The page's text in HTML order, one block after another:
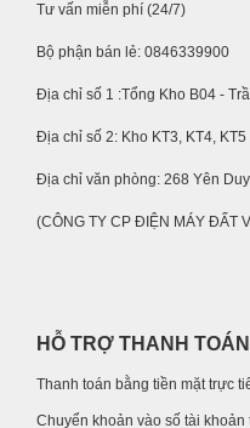
Tư vấn miễn phí (24/7)
Bộ phận bán lẻ: 0846339900
Địa chỉ số 1 :Tổng Kho B04 -
Địa chỉ số 2: Kho KT3, KT4,
Địa chỉ văn phòng: 268 Yên
(CÔNG TY CP ĐIỆN MÁY ĐẤT
HỖ TRỢ THANH TOÁN
Thanh toán bằng tiền mặt trực
Chuyển khoản vào số tài khoản